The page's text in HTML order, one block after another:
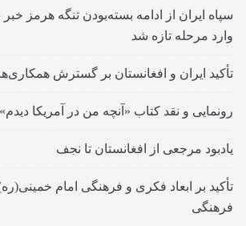
سپاه ایران از ادامه بسته‌بودن تنگه هرمز خبر
وارد مرحله تازه شد
تأکید ایران و افغانستان بر گسترش
رونمایی و نقد کتاب «آنچه من در آمریکا
یادبود مرجعی از افغانستان تا نجف
تأکید بر ابعاد فکری و فرهنگی امام
فرهنگی